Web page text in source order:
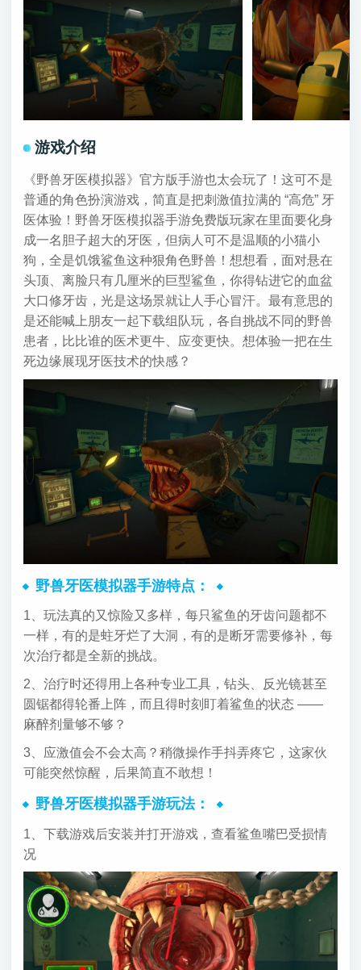
游戏介绍
《野兽牙医模拟器》官方版手游也太会玩了！这可不是
普通的角色扮演游戏，简直是把刺激值拉满的 “高危” 牙
医体验！野兽牙医模拟器手游免费版玩家在里面要化身
成一名胆子超大的牙医，但病人可不是温顺的小猫小
狗，全是饥饿鲨鱼这种狠角色野兽！想想看，面对悬在
头顶、离脸只有几厘米的巨型鲨鱼，你得钻进它的血盆
大口修牙齿，光是这场景就让人手心冒汗。最有意思的
是还能喊上朋友一起下载组队玩，各自挑战不同的野兽
患者，比比谁的医术更牛、应变更快。想体验一把在生
死边缘展现牙医技术的快感？
野兽牙医模拟器手游特点：
1、玩法真的又惊险又多样，每只鲨鱼的牙齿问题都不
一样，有的是蛀牙烂了大洞，有的是断牙需要修补，每
次治疗都是全新的挑战。
2、治疗时还得用上各种专业工具，钻头、反光镜甚至
圆锯都得轮番上阵，而且得时刻盯着鲨鱼的状态 ——
麻醉剂量够不够？
3、应激值会不会太高？稍微操作手抖弄疼它，这家伙
可能突然惊醒，后果简直不敢想！
野兽牙医模拟器手游玩法：
1、下载游戏后安装并打开游戏，查看鲨鱼嘴巴受损情
况